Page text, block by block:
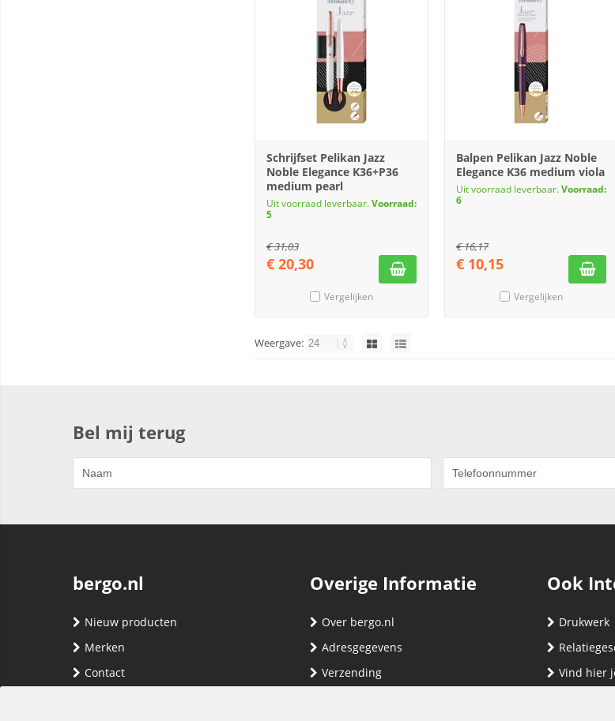
Schrijfset Pelikan Jazz
Noble Elegance K36+P36
medium pearl
Uit voorraad leverbaar.Voorraad:
5
€31,03
€ 20,30
Vergelijken
Balpen Pelikan Jazz Noble
Elegance K36 medium viola
Uit voorraad leverbaar.Voorraad:
6
€16,17
€ 10,15
Vergelijken
Weergave:
Bel mij terug
bergo.nl
Nieuw producten
Merken
Contact
Overige Informatie
Over bergo.nl
Adresgegevens
Verzending
Ook
Drukwerk
Vind hier